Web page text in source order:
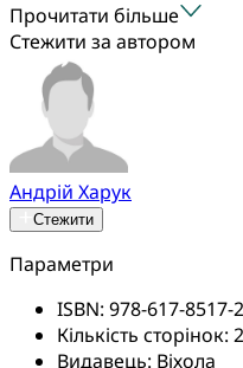
Прочитати більше
Стежити за автором
Андрій Харук
Стежити
Параметри
ISBN: 978-617-8517-
Кількість сторінок:
Видавець: Віхола